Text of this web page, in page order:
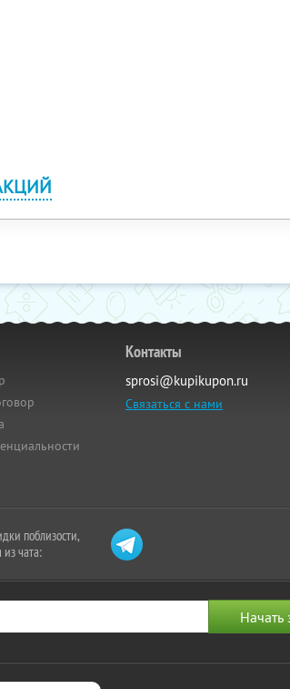
Контакты
sprosi@kupikupon.ru
Связаться с нами
поблизости,
чата: